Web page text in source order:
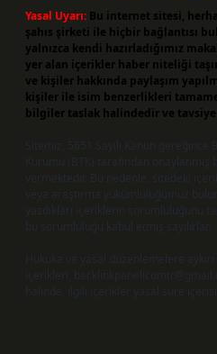
Yasal Uyarı: Bu internet sitesi,
şahıs şirketi ile hiçbir bağlantısı
yalnızca kendi hazırladığımız
yer alan içerikler haber niteliği
ve kişiler hakkında paylaşım
kişiler ile isim benzerlikleri
bilgiler taslak halindedir ve
Sitemiz, 5651 Sayılı Kanun
Kurumu (BTK) tarafından onaylanmış
vermektedir. Bu nedenle, sitedeki
veya araştırma yükümlülüğümüz
yazdıkları içeriklerin sorumluluğunu
bu sorumluluğu kabul etmiş sayılırlar.
Hukuka ve yasal düzenlemelere
içerikleri,
halinde, ilgili içerikler yasal süre